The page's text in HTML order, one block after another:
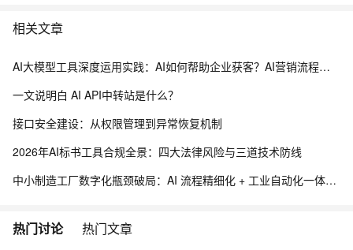
相关文章
AI大模型工具深度运用实践：AI如何帮助企业获客？AI营销流程与智能体自动化应用案例解析
一文说明白 AI API中转站是什么？
接口安全建设：从权限管理到异常恢复机制
2026年AI标书工具合规全景：四大法律风险与三道技术防线
中小制造工厂数字化瓶颈破局：AI 流程精细化 + 工业自动化一体化落地架构实践
热门讨论 热门文章